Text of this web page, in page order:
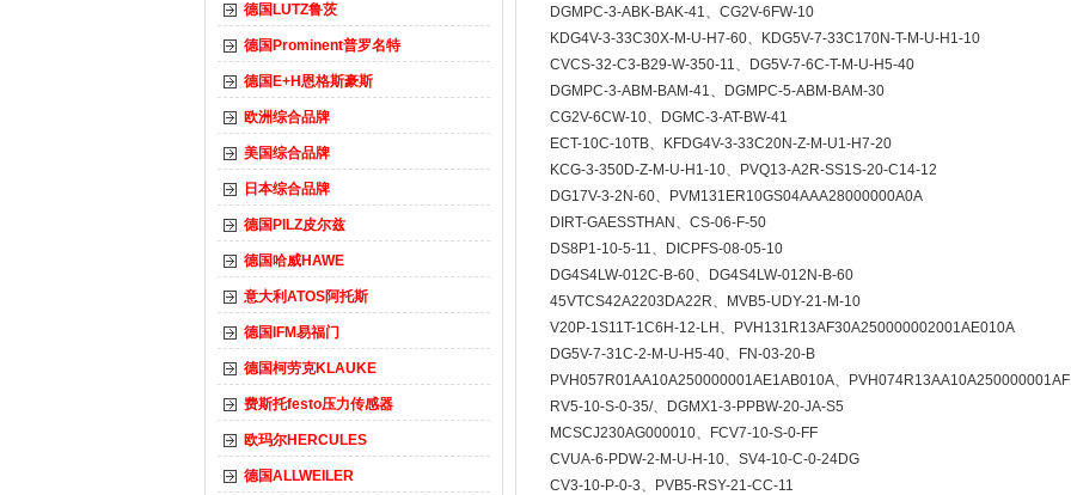
德国LUTZ鲁茨
德国Prominent普罗名特
德国E+H恩格斯豪斯
欧洲综合品牌
美国综合品牌
日本综合品牌
德国PILZ皮尔兹
德国哈威HAWE
意大利ATOS阿托斯
德国IFM易福门
德国柯劳克KLAUKE
费斯托festo压力传感器
欧玛尔HERCULES
德国ALLWEILER
DGMPC-3-ABK-BAK-41、CG2V-6FW-10
KDG4V-3-33C30X-M-U-H7-60、KDG5V-7-33C170N-T-M-U-H1-10
CVCS-32-C3-B29-W-350-11、DG5V-7-6C-T-M-U-H5-40
DGMPC-3-ABM-BAM-41、DGMPC-5-ABM-BAM-30
CG2V-6CW-10、DGMC-3-AT-BW-41
ECT-10C-10TB、KFDG4V-3-33C20N-Z-M-U1-H7-20
KCG-3-350D-Z-M-U-H1-10、PVQ13-A2R-SS1S-20-C14-12
DG17V-3-2N-60、PVM131ER10GS04AAA28000000A0A
DIRT-GAESSTHAN、CS-06-F-50
DS8P1-10-5-11、DICPFS-08-05-10
DG4S4LW-012C-B-60、DG4S4LW-012N-B-60
45VTCS42A2203DA22R、MVB5-UDY-21-M-10
V20P-1S11T-1C6H-12-LH、PVH131R13AF30A250000002001AE010A
DG5V-7-31C-2-M-U-H5-40、FN-03-20-B
PVH057R01AA10A250000001AE1AB010A、
RV5-10-S-0-35/、DGMX1-3-PPBW-20-JA-S5
MCSCJ230AG000010、FCV7-10-S-0-FF
CVUA-6-PDW-2-M-U-H-10、SV4-10-C-0-24DG
CV3-10-P-0-3、PVB5-RSY-21-CC-11